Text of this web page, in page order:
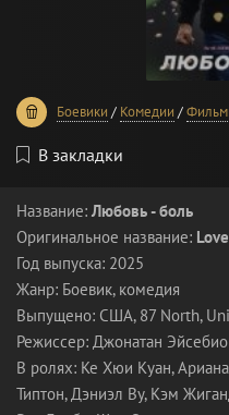
Боевики / Комедии /
60
В закладки
Название: Любовь - боль
Оригинальное название:
Год выпуска: 2025
Жанр: Боевик, комедия
Выпущено: США, 87 North,
Режиссер: Джонатан Эйсебио
В ролях: Ке Хюи Куан,
Типтон, Дэниэл Ву, Кэм